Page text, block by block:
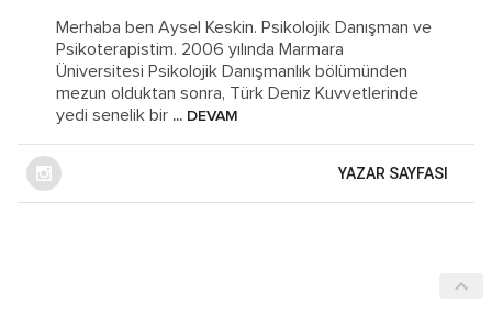
Merhaba ben Aysel Keskin. Psikolojik Danışman ve
Psikoterapistim. 2006 yılında Marmara
Üniversitesi Psikolojik Danışmanlık bölümünden
mezun olduktan sonra, Türk Deniz Kuvvetlerinde
yedi senelik bir ... DEVAM
YAZAR SAYFASI